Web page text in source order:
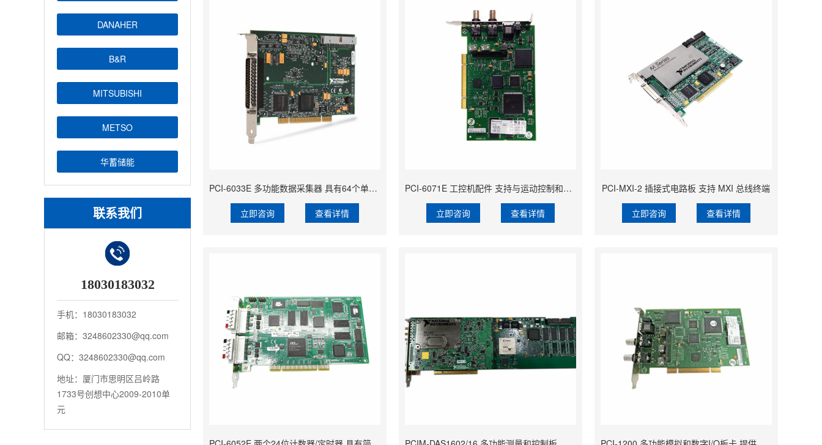
DANAHER
B&R
MITSUBISHI
METSO
华蓄储能
联系我们
18030183032
手机：18030183032
邮箱：3248602330@qq.com
QQ：3248602330@qq.com
地址：厦门市思明区吕岭路
1733号创想中心2009-2010单
元
PCI-6033E 多功能数据采集器 具有64个单端和32个差分模拟输入通道
立即咨询 查看详情
PCI-6071E 工控机配件 支持与运动控制和任务视觉的集成
立即咨询 查看详情
PCI-MXI-2 插接式电路板 支持 MXI 总线终端
立即咨询 查看详情